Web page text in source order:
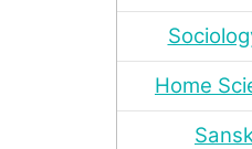
Home